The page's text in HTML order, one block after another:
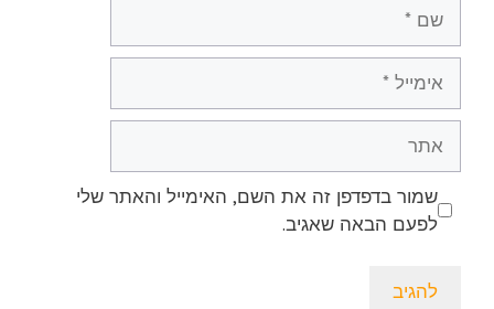
שמור בדפדפן זה את השם, האימייל והאתר שלי
לפעם הבאה שאגיב.